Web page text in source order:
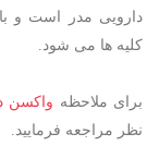
دارویی مدر است و
کلیه ها می شود.
برای ملاحظه واکسن
نظر مراجعه فرمایید.